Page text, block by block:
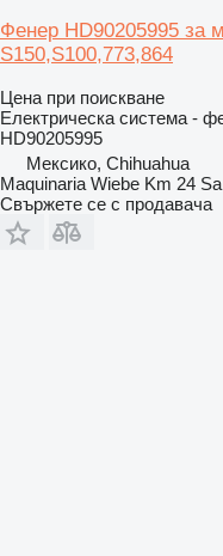
Фенер HD90205995 за
S150,S100,773,864
Цена при поискване
Електрическа система -
HD90205995
Мексико, Chihuahua
Maquinaria Wiebe Km 24 Sa
Свържете се с продавача